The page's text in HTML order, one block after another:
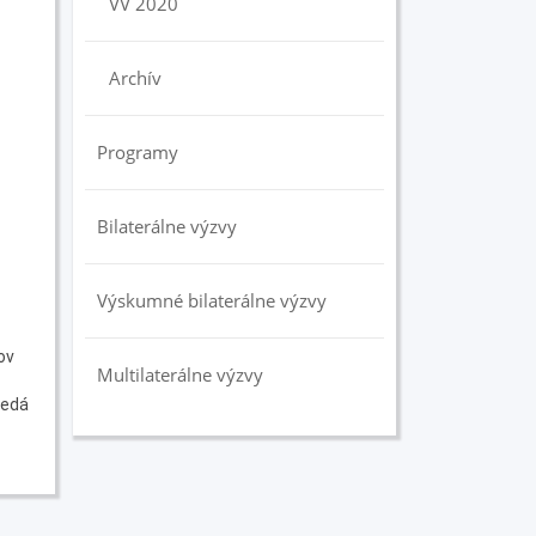
Archív
Programy
Bilaterálne výzvy
Výskumné bilaterálne výzvy
Multilaterálne výzvy